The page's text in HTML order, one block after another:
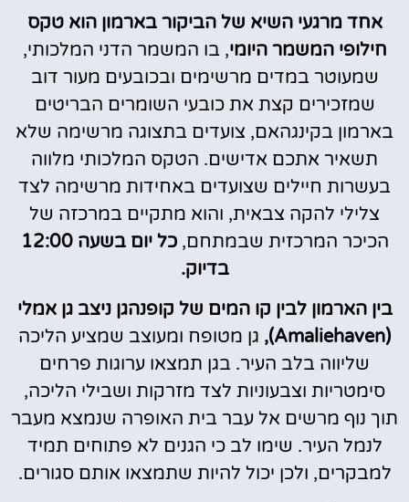
אחד מרגעי השיא של הביקור בארמון הוא טקס
חילופי המשמר היומי, בו המשמר הדני המלכותי,
שמעוטר במדים מרשימים ובכובעים מעור דוב
שמזכירים קצת את כובעי השומרים הבריטים
בארמון בקינגהאם, צועדים בתצוגה מרשימה שלא
תשאיר אתכם אדישים. הטקס המלכותי מלווה
בעשרות חיילים שצועדים באחידות מרשימה לצד
צלילי להקה צבאית, והוא מתקיים במרכזה של
הכיכר המרכזית שבמתחם,
כל יום בשעה 12:00
בדיוק.
בין הארמון לבין קו המים של קופנהגן ניצב גן אמלי
(Amaliehaven),
גן מטופח ומעוצב שמציע הליכה
שליווה בלב העיר. בגן תמצאו ערוגות פרחים
סימטריות וצבעוניות לצד מזרקות ושבילי הליכה,
תוך נוף מרשים אל עבר בית האופרה שנמצא מעבר
לנמל העיר. שימו לב כי הגנים לא פתוחים תמיד
למבקרים, ולכן יכול להיות שתמצאו אותם סגורים.